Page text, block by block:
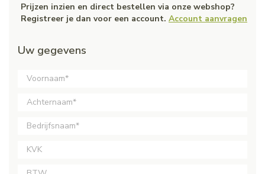
Prijzen inzien en direct bestellen via onze webshop?
Registreer je dan voor een account. Account aanvragen
Uw gegevens